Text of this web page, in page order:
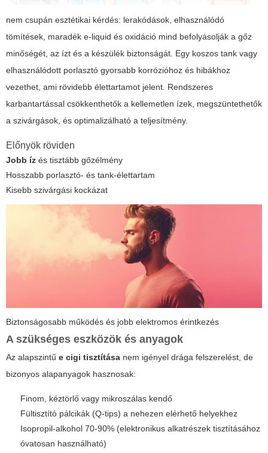
nem csupán esztétikai kérdés: lerakódások, elhasználódó
tömítések, maradék e-liquid és oxidáció mind befolyásolják a gőz
minőségét, az ízt és a készülék biztonságát. Egy koszos tank vagy
elhasználódott porlasztó gyorsabb korrózióhoz és hibákhoz
vezethet, ami rövidebb élettartamot jelent. Rendszeres
karbantartással csökkenthetők a kellemetlen ízek, megszüntethetők
a szivárgások, és optimalizálható a teljesítmény.
Előnyök röviden
Jobb íz és tisztább gőzélmény
Hosszabb porlasztó- és tank-élettartam
Kisebb szivárgási kockázat
Biztonságosabb működés és jobb elektromos érintkezés
A szükséges eszközök és anyagok
Az alapszintű e cigi tisztítása nem igényel drága felszerelést, de
bizonyos alapanyagok hasznosak:
Finom, kéztörlő vagy mikroszálas kendő
Fültisztító pálcikák (Q-tips) a nehezen elérhető helyekhez
Isopropil-alkohol 70-90% (elektronikus alkatrészek tisztításához
óvatosan használható)